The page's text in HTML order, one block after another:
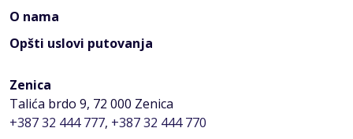
O nama
Opšti uslovi putovanja
Zenica
Talića brdo 9, 72 000 Zenica
+387 32 444 777, +387 32 444 770